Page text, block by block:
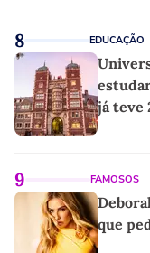
8 EDUCAÇÃO
já teve
9 FAMOSOS
que